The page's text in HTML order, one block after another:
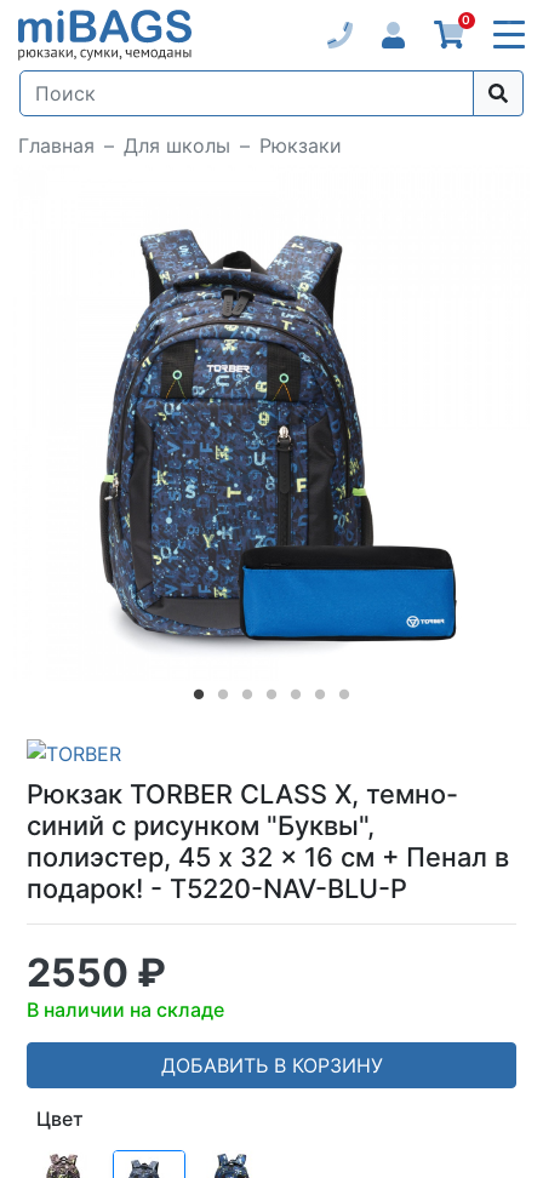
0
Главная Для школы Рюкзаки
Loading...
Рюкзак TORBER CLASS X, темно-
синий с рисунком "Буквы",
полиэстер, 45 x 32 x 16 см + Пенал в
подарок! - T5220-NAV-BLU-P
2550 ₽
В наличии на складе
ДОБАВИТЬ В КОРЗИНУ
Цвет